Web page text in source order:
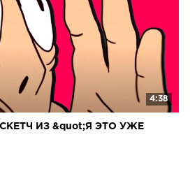
4:38
ИЗ &quot;Я ЭТО УЖЕ